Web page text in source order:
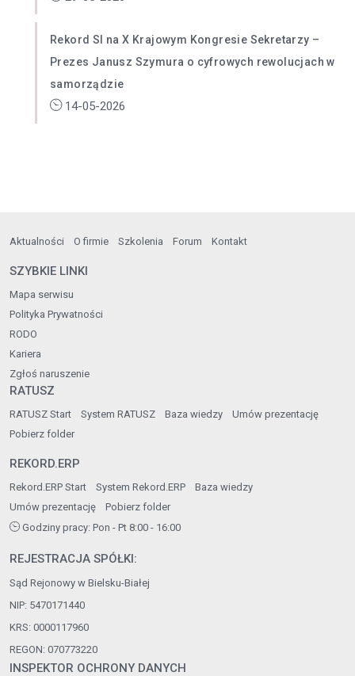
Rekord SI na X Krajowym Kongresie Sekretarzy –
Prezes Janusz Szymura o cyfrowych rewolucjach w
samorządzie
14-05-2026
Aktualności O firmie Szkolenia Forum Kontakt
SZYBKIE LINKI
Mapa serwisu
Polityka Prywatności
RODO
Kariera
Zgłoś naruszenie
RATUSZ
RATUSZ Start System RATUSZ Baza wiedzy
Umów prezentację
Pobierz folder
REKORD.ERP
Rekord.ERP Start System Rekord.ERP
Baza wiedzy
Umów prezentację
Pobierz folder
Godziny pracy: Pon - Pt 8:00 - 16:00
REJESTRACJA SPÓŁKI:
Sąd Rejonowy w Bielsku-Białej
NIP: 5470171440
KRS: 0000117960
REGON: 070773220
INSPEKTOR OCHRONY DANYCH